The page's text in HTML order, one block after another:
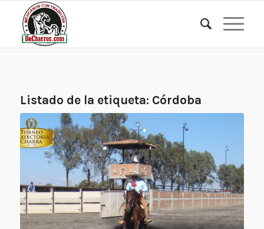
Listado de la etiqueta: Córdoba